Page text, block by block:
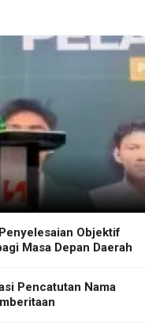
Objektif
Masa Depan Daerah
Pencatutan Nama